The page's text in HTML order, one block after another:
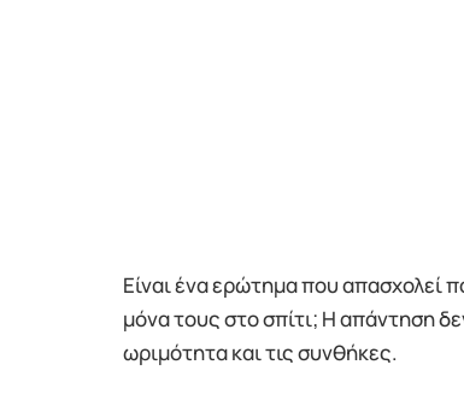
Είναι ένα ερώτημα που απασχολεί
μόνα τους στο σπίτι; Η απάντηση
ωριμότητα και τις συνθήκες.